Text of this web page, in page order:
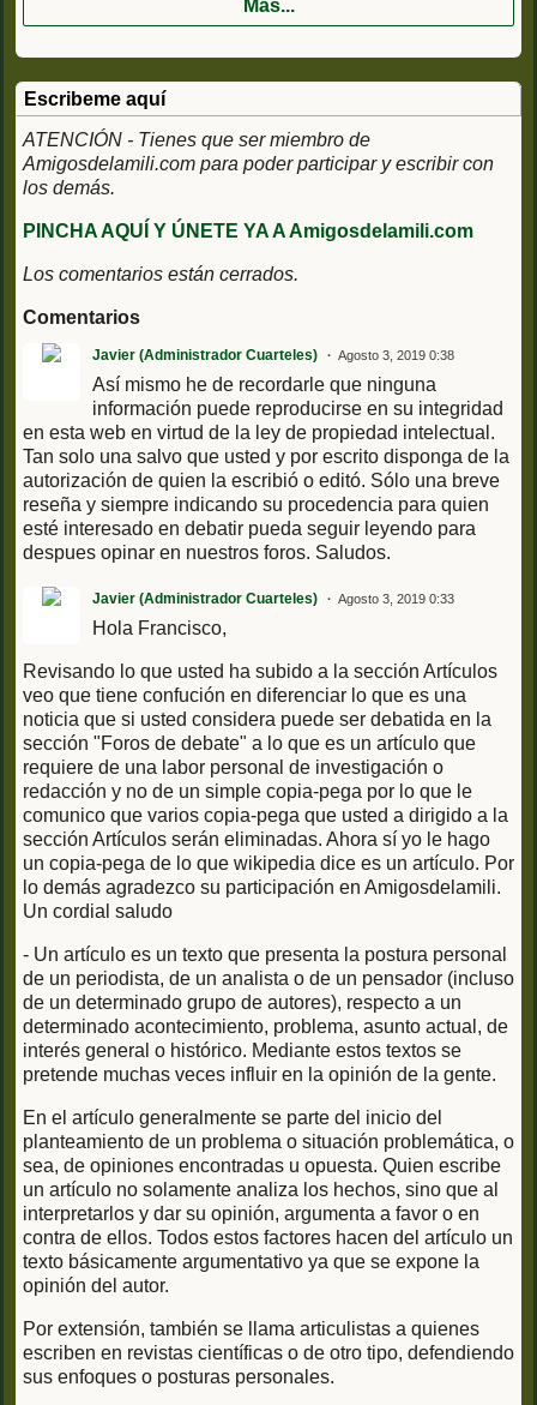
Más...
Escribeme aquí
ATENCIÓN - Tienes que ser miembro de
Amigosdelamili.com para poder participar y escribir con
los demás.
PINCHA AQUÍ Y ÚNETE YA A Amigosdelamili.com
Los comentarios están cerrados.
Comentarios
Javier (Administrador Cuarteles) Agosto 3, 2019 0:38
Así mismo he de recordarle que ninguna
información puede reproducirse en su integridad
en esta web en virtud de la ley de propiedad intelectual.
Tan solo una salvo que usted y por escrito disponga de la
autorización de quien la escribió o editó. Sólo una breve
reseña y siempre indicando su procedencia para quien
esté interesado en debatir pueda seguir leyendo para
despues opinar en nuestros foros. Saludos.
Javier (Administrador Cuarteles) Agosto 3, 2019 0:33
Hola Francisco,
Revisando lo que usted ha subido a la sección Artículos
veo que tiene confución en diferenciar lo que es una
noticia que si usted considera puede ser debatida en la
sección "Foros de debate" a lo que es un artículo que
requiere de una labor personal de investigación o
redacción y no de un simple copia-pega por lo que le
comunico que varios copia-pega que usted a dirigido a la
sección Artículos serán eliminadas. Ahora sí yo le hago
un copia-pega de lo que wikipedia dice es un artículo. Por
lo demás agradezco su participación en Amigosdelamili.
Un cordial saludo
- Un artículo es un texto que presenta la postura personal
de un periodista, de un analista o de un pensador (incluso
de un determinado grupo de autores), respecto a un
determinado acontecimiento, problema, asunto actual, de
interés general o histórico. Mediante estos textos se
pretende muchas veces influir en la opinión de la gente.
En el artículo generalmente se parte del inicio del
planteamiento de un problema o situación problemática, o
sea, de opiniones encontradas u opuesta. Quien escribe
un artículo no solamente analiza los hechos, sino que al
interpretarlos y dar su opinión, argumenta a favor o en
contra de ellos. Todos estos factores hacen del artículo un
texto básicamente argumentativo ya que se expone la
opinión del autor.
Por extensión, también se llama articulistas a quienes
escriben en revistas científicas o de otro tipo, defendiendo
sus enfoques o posturas personales.